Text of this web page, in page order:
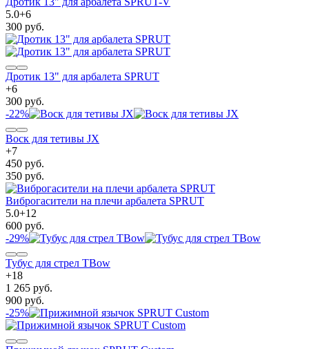
5.0+6
300 руб.
Дротик 13" для арбалета SPRUT
+6
300 руб.
-22%
Воск для тетивы JX
+7
450 руб.
350 руб.
Виброгасители на плечи арбалета SPRUT
5.0+12
600 руб.
-29%
Тубус для стрел TBow
+18
1 265 руб.
900 руб.
-25%